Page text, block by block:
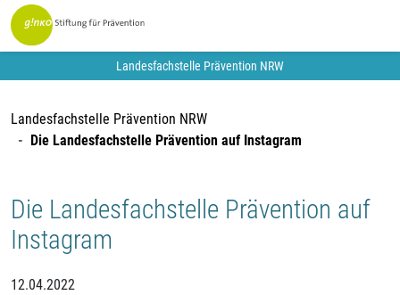
Landesfachstelle Prävention NRW
Landesfachstelle Prävention NRW
Die Landesfachstelle Prävention auf Instagram
Die Landesfachstelle Prävention auf
Instagram
12.04.2022